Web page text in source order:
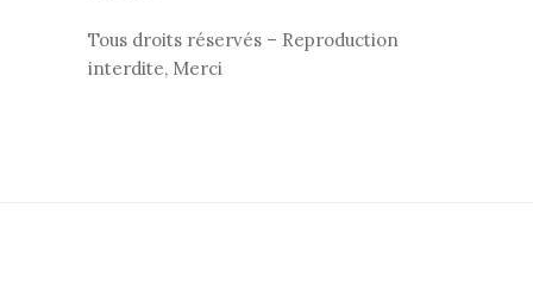
Tous droits réservés – Reproduction
interdite, Merci